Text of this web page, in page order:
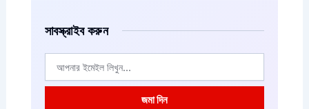
সাবস্ক্রাইব করুন
জমা দিন